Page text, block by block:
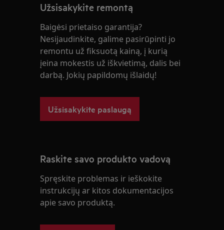
Užsisakykite remontą
Baigėsi prietaiso garantija?
Nesijaudinkite, galime pasirūpinti jo
remontu už fiksuotą kainą, į kurią
įeina mokestis už iškvietimą, dalis bei
darbą. Jokių papildomų išlaidų!
Užsisakykite paslaugą
Raskite savo produkto vadovą
Spręskite problemas ir ieškokite
instrukcijų ar kitos dokumentacijos
apie savo produktą.